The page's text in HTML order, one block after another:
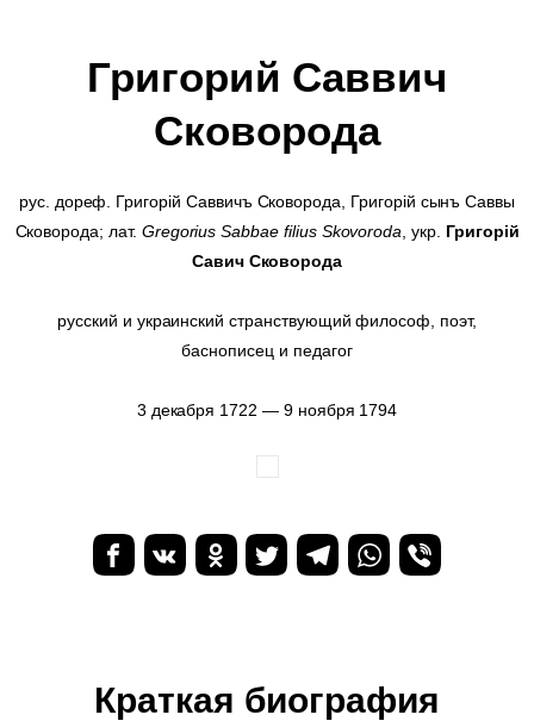
Григорий Саввич
Сковорода
рус. дореф. Григорій Саввичъ Сковорода, Григорій сынъ Саввы
Сковорода; лат. Gregorius Sabbae filius Skovoroda , укр. Григорій
Савич Сковорода
русский и украинский странствующий философ, поэт,
баснописец и педагог
3 декабря 1722 — 9 ноября 1794
Краткая биография